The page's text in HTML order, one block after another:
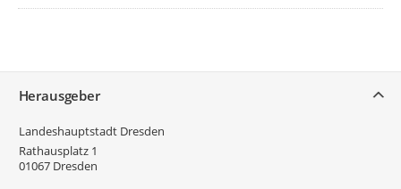
Herausgeber
Landeshauptstadt Dresden
Rathausplatz 1
01067 Dresden